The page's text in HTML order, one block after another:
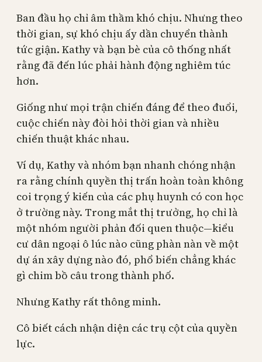
Ban đầu họ chỉ âm thầm khó chịu. Nhưng theo
thời gian, sự khó chịu ấy dần chuyển thành
tức giận. Kathy và bạn bè của cô thống nhất
rằng đã đến lúc phải hành động nghiêm túc
hơn.
Giống như mọi trận chiến đáng để theo đuổi,
cuộc chiến này đòi hỏi thời gian và nhiều
chiến thuật khác nhau.
Ví dụ, Kathy và nhóm bạn nhanh chóng nhận
ra rằng chính quyền thị trấn hoàn toàn không
coi trọng ý kiến của các phụ huynh có con học
ở trường này. Trong mắt thị trưởng, họ chỉ là
một nhóm người phản đối quen thuộc—kiểu
cư dân ngoại ô lúc nào cũng phàn nàn về một
dự án xây dựng nào đó, phổ biến chẳng khác
gì chim bồ câu trong thành phố.
Nhưng Kathy rất thông minh.
Cô biết cách nhận diện các trụ cột của quyền
lực.